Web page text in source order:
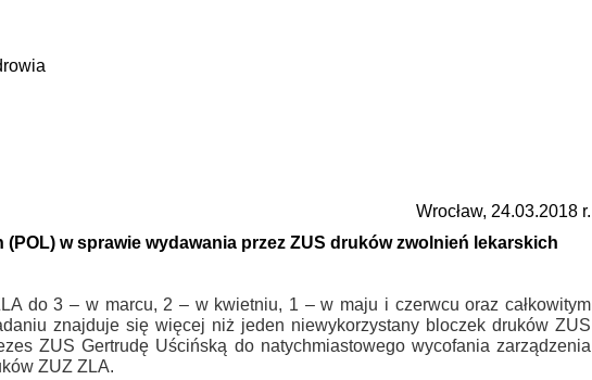
Wrocław, 24.03.2018 r.
w sprawie wydawania przez ZUS druków zwolnień lekarskich
do 3 – w marcu, 2 – w kwietniu, 1 – w maju i czerwcu oraz całkowitym
znajduje się więcej niż jeden niewykorzystany bloczek druków ZUS
ZUS Gertrudę Uścińską do natychmiastowego wycofania zarządzenia
ZUZ ZLA.